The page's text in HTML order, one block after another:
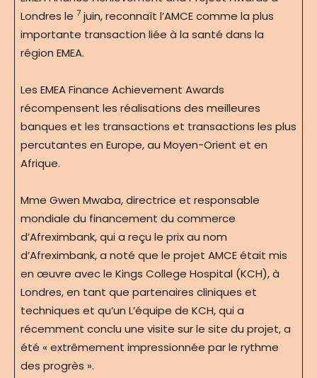
Londres le 7juin, reconnaît l’AMCE comme la plus
importante transaction liée à la santé dans la
région EMEA.
Les EMEA Finance Achievement Awards
récompensent les réalisations des meilleures
banques et les transactions et transactions les plus
percutantes en Europe, au Moyen-Orient et en
Afrique.
Mme Gwen Mwaba, directrice et responsable
mondiale du financement du commerce
d’Afreximbank, qui a reçu le prix au nom
d’Afreximbank, a noté que le projet AMCE était mis
en œuvre avec le Kings College Hospital (KCH), à
Londres, en tant que partenaires cliniques et
techniques et qu’un L’équipe de KCH, qui a
récemment conclu une visite sur le site du projet, a
été « extrêmement impressionnée par le rythme
des progrès ».